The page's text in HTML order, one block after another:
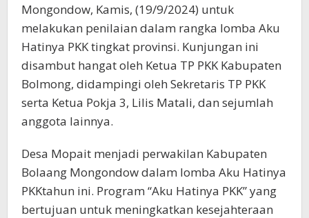
Mongondow, Kamis, (19/9/2024) untuk
melakukan penilaian dalam rangka lomba Aku
Hatinya PKK tingkat provinsi. Kunjungan ini
disambut hangat oleh Ketua TP PKK Kabupaten
Bolmong, didampingi oleh Sekretaris TP PKK
serta Ketua Pokja 3, Lilis Matali, dan sejumlah
anggota lainnya.
Desa Mopait menjadi perwakilan Kabupaten
Bolaang Mongondow dalam lomba Aku Hatinya
PKKtahun ini. Program “Aku Hatinya PKK” yang
bertujuan untuk meningkatkan kesejahteraan